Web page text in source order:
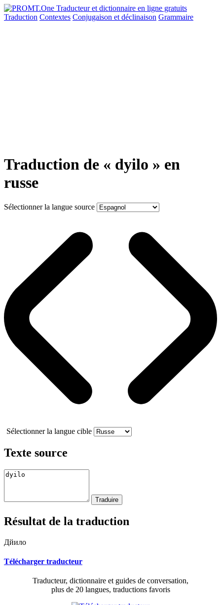
Traduction Contextes Conjugaison et déclinaison Grammaire
Traduction de « dyilo » en
russe
Sélectionner la langue source
Sélectionner la langue cible
Texte source
Résultat de la traduction
Дйило
Télécharger traducteur
Traducteur, dictionnaire et guides de conversation,
plus de 20 langues, traductions favoris